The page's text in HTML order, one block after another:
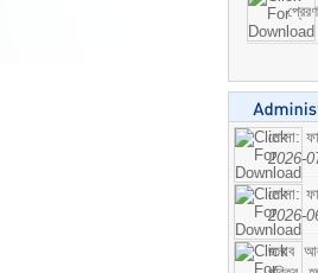
মোসা:
2026-
মোসা:
2026-
জনাব